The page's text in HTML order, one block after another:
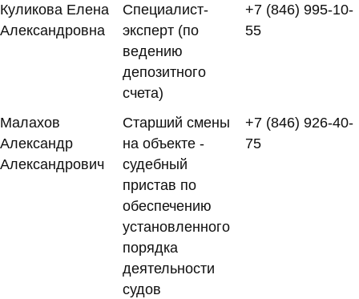
Куликова Елена
Александровна
Специалист-
эксперт (по
ведению
депозитного
счета)
+7 (846) 995-10-
55
Малахов
Александр
Александрович
Старший смены
на объекте -
судебный
пристав по
обеспечению
установленного
порядка
деятельности
судов
+7 (846) 926-40-
75